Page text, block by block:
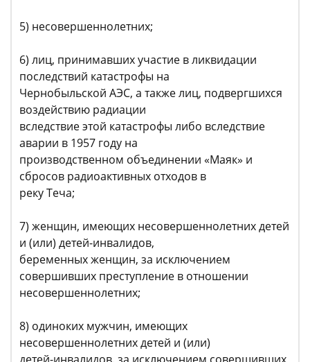
5) несовершеннолетних;
6) лиц, принимавших участие в ликвидации
последствий катастрофы на
Чернобыльской АЭС, а также лиц, подвергшихся
воздействию радиации
вследствие этой катастрофы либо вследствие
аварии в 1957 году на
производственном объединении «Маяк» и
сбросов радиоактивных отходов в
реку Теча;
7) женщин, имеющих несовершеннолетних детей
и (или) детей-инвалидов,
беременных женщин, за исключением
совершивших преступление в отношении
несовершеннолетних;
8) одиноких мужчин, имеющих
несовершеннолетних детей и (или)